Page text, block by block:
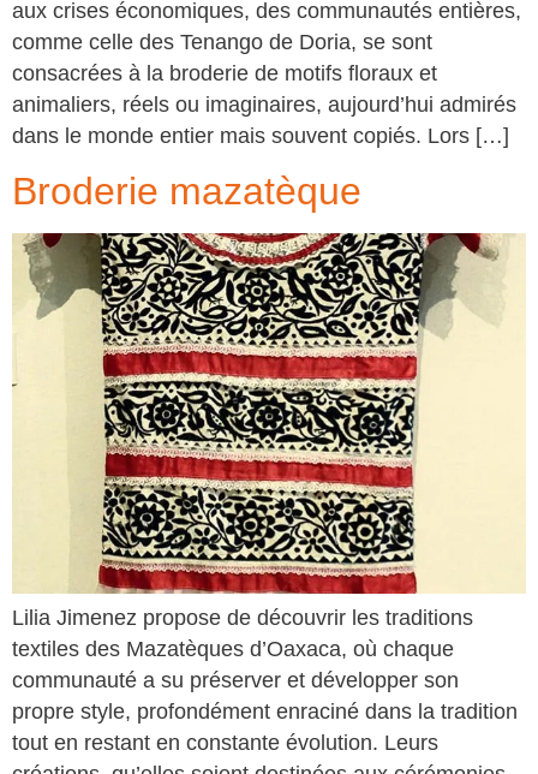
aux crises économiques, des communautés entières,
comme celle des Tenango de Doria, se sont
consacrées à la broderie de motifs floraux et
animaliers, réels ou imaginaires, aujourd’hui admirés
dans le monde entier mais souvent copiés. Lors […]
Broderie mazatèque
Lilia Jimenez propose de découvrir les traditions
textiles des Mazatèques d’Oaxaca, où chaque
communauté a su préserver et développer son
propre style, profondément enraciné dans la tradition
tout en restant en constante évolution. Leurs